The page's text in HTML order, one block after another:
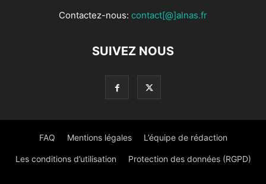
Contactez-nous: contact[@]alnas.fr
SUIVEZ NOUS
FAQ Mentions légales L’équipe de rédaction
Les conditions d’utilisation Protection des données (RGPD)